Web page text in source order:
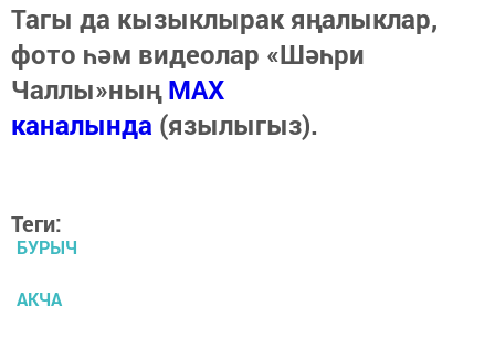
Тагы да кызыклырак яңалыклар,
фото һәм видеолар «Шәһри
Чаллы»ныңMAX
каналында (язылыгыз).
Теги:
БУРЫЧ
АКЧА